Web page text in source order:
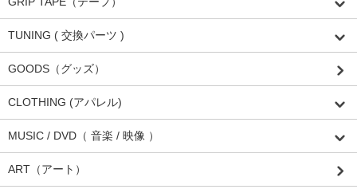
TUNING ( 交換パーツ )
GOODS（グッズ）
CLOTHING (アパレル)
MUSIC / DVD（ 音楽 / 映像 ）
ART（アート）